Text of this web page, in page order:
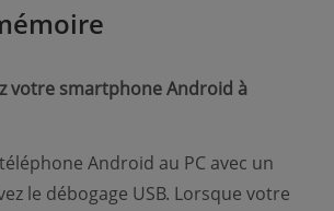
votre smartphone Android à
Android au PC avec un
le débogage USB. Lorsque votre